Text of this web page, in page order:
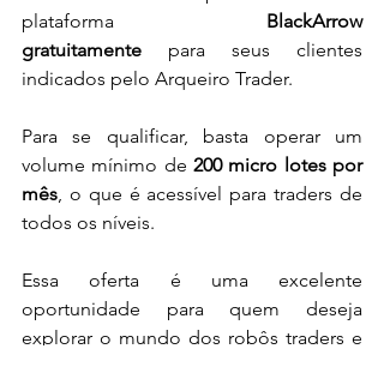
plataforma BlackArrow
gratuitamente para seus clientes
indicados pelo Arqueiro Trader.
Para se qualificar, basta operar um
volume mínimo de 200 micro lotes por
mês, o que é acessível para traders de
todos os níveis.
Essa oferta é uma excelente
oportunidade para quem deseja
explorar o mundo dos robôs traders e